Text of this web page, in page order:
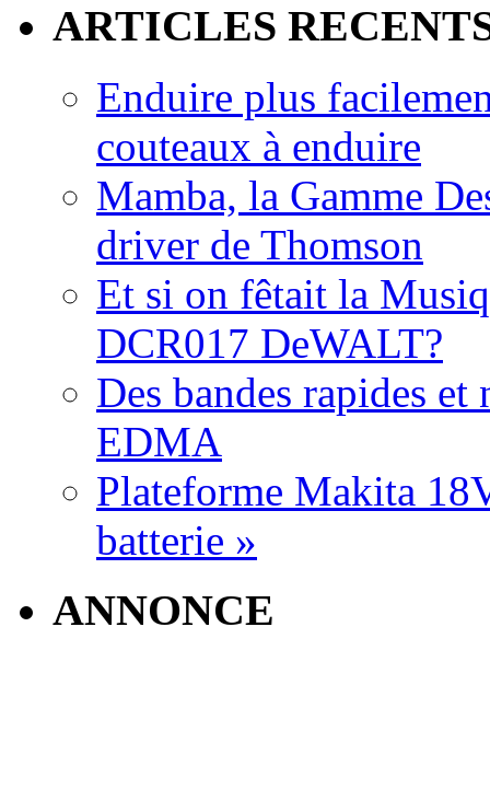
ARTICLES
Enduire plus
couteaux à enduire
Mamba, la Gamme
driver de Thomson
Et si on fêtait la
DCR017 DeWALT?
Des bandes rapides et
EDMA
Plateforme Makita
batterie »
ANNONCE